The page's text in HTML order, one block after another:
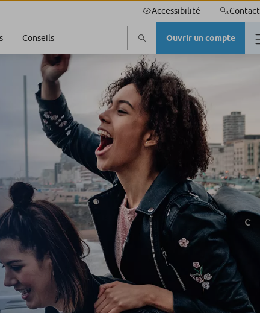
Accessibilité Contact
Conseils Ouvrir un compte